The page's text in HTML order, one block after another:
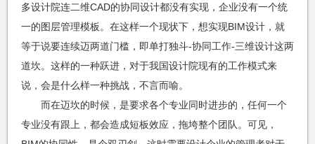
多设计院连二维CAD的协同设计都没有实现，企业没有一个统
一的图层管理模板。在这样一个现状下，想实现BIM设计，就
等于说要连续迈两道门槛，即单打独斗-协同工作-三维设计这两
道坎。这样的一种跃进，对于我国设计院现有的工作模式来
说，会是什么样一种挑战，不言而喻。
而在迈坎的时候，是要求各个专业同时进步的，任何一个
专业没有跟上，都会造成短板效应，拖垮整个团队。可见，